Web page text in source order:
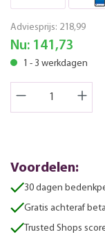
Adviesprijs: 218,99
Nu: 141,73
1 - 3 werkdagen
Voordelen:
30 dagen
Gratis achteraf
Trusted Shops